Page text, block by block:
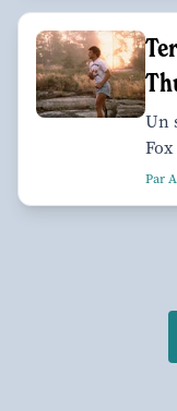
Un
Fox
Par